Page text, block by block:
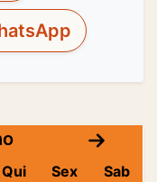
Qui Sex
Sab